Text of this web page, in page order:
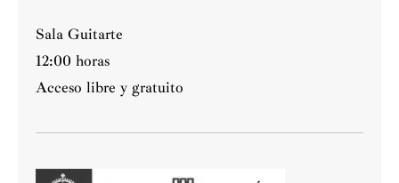
Sala Guitarte
12:00 horas
Acceso libre y gratuito